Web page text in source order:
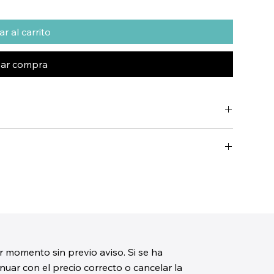
sin previo aviso. Si se ha
con el precio correcto o cancelar la
al carrito
compra